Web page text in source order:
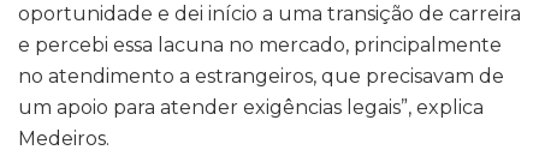
oportunidade e dei início a uma transição de carreira
e percebi essa lacuna no mercado, principalmente
no atendimento a estrangeiros, que precisavam de
um apoio para atender exigências legais”, explica
Medeiros.